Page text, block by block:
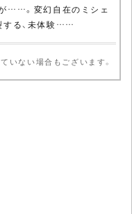
……。変幻自在のミシェ
する、未体験……
いない場合もございます。